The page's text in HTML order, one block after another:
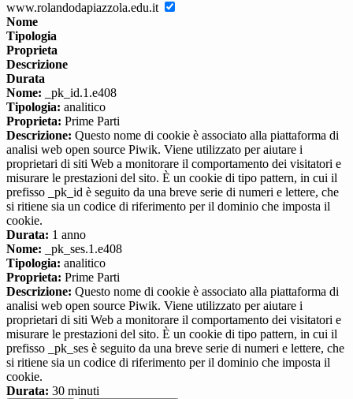
www.rolandodapiazzola.edu.it
Nome
Tipologia
Proprieta
Descrizione
Durata
Nome: _pk_id.1.e408
Tipologia: analitico
Proprieta: Prime Parti
Descrizione: Questo nome di cookie è associato alla piattaforma di
analisi web open source Piwik. Viene utilizzato per aiutare i
proprietari di siti Web a monitorare il comportamento dei visitatori e
misurare le prestazioni del sito. È un cookie di tipo pattern, in cui il
prefisso _pk_id è seguito da una breve serie di numeri e lettere, che
si ritiene sia un codice di riferimento per il dominio che imposta il
cookie.
Durata: 1 anno
Nome: _pk_ses.1.e408
Tipologia: analitico
Proprieta: Prime Parti
Descrizione: Questo nome di cookie è associato alla piattaforma di
analisi web open source Piwik. Viene utilizzato per aiutare i
proprietari di siti Web a monitorare il comportamento dei visitatori e
misurare le prestazioni del sito. È un cookie di tipo pattern, in cui il
prefisso _pk_ses è seguito da una breve serie di numeri e lettere, che
si ritiene sia un codice di riferimento per il dominio che imposta il
cookie.
Durata: 30 minuti